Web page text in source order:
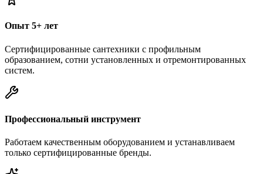
Опыт 5+ лет
Сертифицированные сантехники с профильным
образованием, сотни установленных и отремонтированных
систем.
Профессиональный инструмент
Работаем качественным оборудованием и устанавливаем
только сертифицированные бренды.